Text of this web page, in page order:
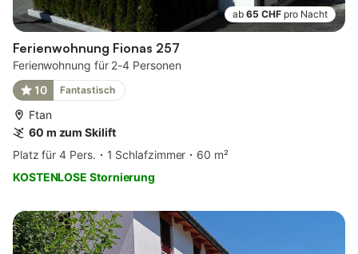
ab 65 CHF pro Nacht
Ferienwohnung Fionas 257
Ferienwohnung für 2-4 Personen
10
Fantastisch
Ftan
60 m zum Skilift
Platz für 4 Pers.
1 Schlafzimmer
60 m²
KOSTENLOSE Stornierung